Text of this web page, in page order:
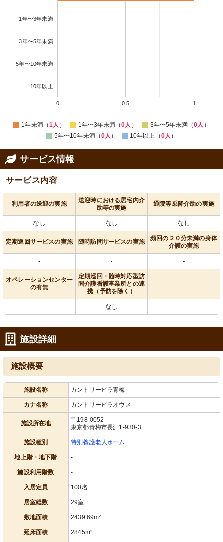
1年〜3年未満
3年〜5年未満
5年〜10年未満
10年以上
0 0.5 1
1年未満（1人 ） 1年〜3年未満（0人 ） 3年〜5年未満（0人 ）
5年〜10年未満（0人 ） 10年以上（0人 ）
サービス情報
サービス内容
利用者の送迎の実施
送迎時における居宅内介
助等の実施
通院等乗降介助の実施
なし なし なし
定期巡回サービスの実施 随時訪問サービスの実施
頻回の２０分未満の身体
介護の実施
- - -
オペレーションセンター
の有無
定期巡回・随時対応型訪
問介護看護事業所との連
携（予防を除く）
- なし
施設詳細
施設概要
施設名称 カントリービラ青梅
カナ名称 カントリービラオウメ
施設所在地
〒198-0052
東京都青梅市長淵1-930-3
施設種別 特別養護老人ホーム
地上階・地下階 -
施設利用階数 -
入居定員 100名
居室総数 29室
敷地面積 2439.69m²
延床面積 2845m²